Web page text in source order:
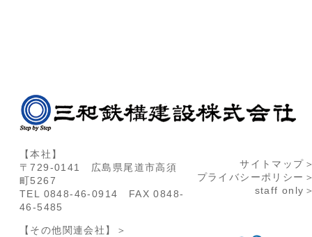
サイトマップ
プライバシーポリシー
staff only
【本社】
〒729-0141 広島県尾道市高須
町5267
TEL 0848-46-0914 FAX 0848-
46-5485
【その他関連会社】＞